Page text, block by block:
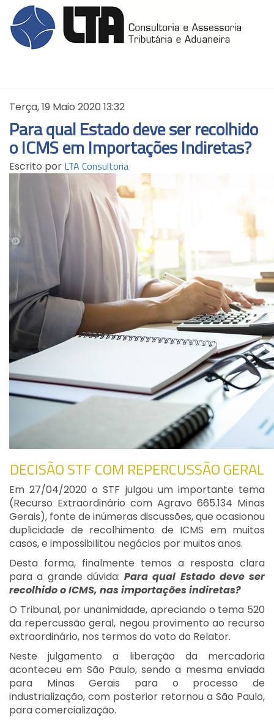
Terça, 19 Maio 2020 13:32
Para qual Estado deve ser recolhido
o ICMS em Importações Indiretas?
Escrito por LTA Consultoria
DECISÃO STF COM REPERCUSSÃO GERAL
Em 27/04/2020 o STF julgou um importante tema
(Recurso Extraordinário com Agravo 665.134 Minas
Gerais), fonte de inúmeras discussões, que ocasionou
duplicidade de recolhimento de ICMS em muitos
casos, e impossibilitou negócios por muitos anos.
Desta forma, finalmente temos a resposta clara
para a grande dúvida: Para qual Estado deve ser
recolhido o ICMS, nas importações indiretas?
O Tribunal, por unanimidade, apreciando o tema 520
da repercussão geral, negou provimento ao recurso
extraordinário, nos termos do voto do Relator.
Neste julgamento a liberação da mercadoria
aconteceu em São Paulo, sendo a mesma enviada
para Minas Gerais para o processo de
industrialização, com posterior retornou a São Paulo,
para comercialização.